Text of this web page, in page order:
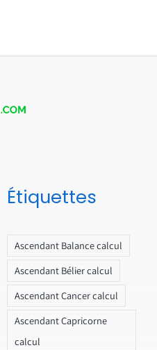
Étiquettes
Ascendant Balance calcul
Ascendant Bélier calcul
Ascendant Cancer calcul
Ascendant Capricorne
calcul